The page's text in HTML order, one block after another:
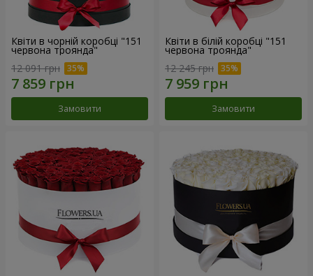
Квіти в чорній коробці "151
червона троянда"
12 091 грн
Замовити
Квіти в білій коробці "151
червона троянда"
12 245 грн
Замовити